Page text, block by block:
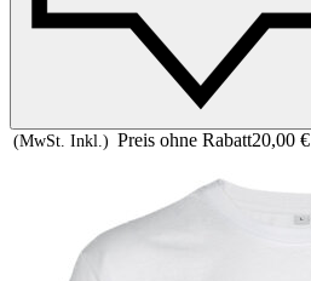
(MwSt. Inkl.) Preis ohne Rabatt20,00 €